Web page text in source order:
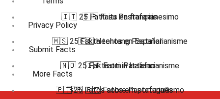
Privacy Policy
Submit Facts
More Facts
🇮🇹 25 Fatti su Pastafarianesimo
🇲🇸 25 Fakta tentang Pastafarianisme
🇳🇴 25 Fakta om Pastafarianisme
🇵🇹 25 Fatos sobre Pastafarianismo
🇫🇷 Faits en français
🇪🇸 Hechos en Español
🇮🇹 Fatti in Italiano
🇧🇷 🇵🇹 Fatos em português